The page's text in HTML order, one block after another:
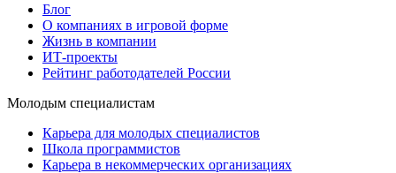
Блог
О компаниях в игровой форме
Жизнь в компании
ИТ-проекты
Рейтинг работодателей России
Молодым специалистам
Карьера для молодых специалистов
Школа программистов
Карьера в некоммерческих организациях